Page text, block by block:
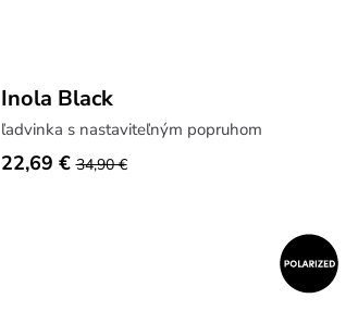
Inola Black
ľadvinka s nastaviteľným popruhom
22,69 € 34,90 €